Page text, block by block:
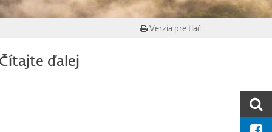
Verzia pre tlač
ďalej